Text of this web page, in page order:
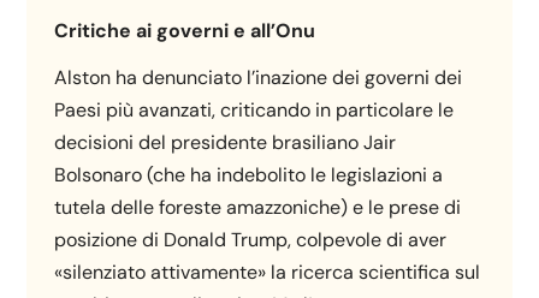
Critiche ai governi e all’Onu
Alston ha denunciato l’inazione dei governi dei
Paesi più avanzati, criticando in particolare le
decisioni del presidente brasiliano Jair
Bolsonaro (che ha indebolito le legislazioni a
tutela delle foreste amazzoniche) e le prese di
posizione di Donald Trump, colpevole di aver
«silenziato attivamente» la ricerca scientifica sul